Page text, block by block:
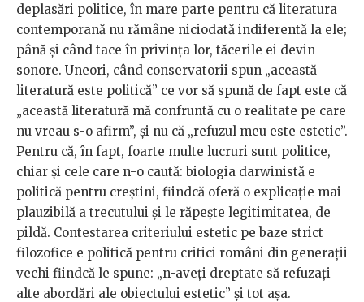
deplasări politice, în mare parte pentru că literatura
contemporană nu rămâne niciodată indiferentă la ele;
până și când tace în privința lor, tăcerile ei devin
sonore. Uneori, când conservatorii spun „această
literatură este politică” ce vor să spună de fapt este că
„această literatură mă confruntă cu o realitate pe care
nu vreau s-o afirm”, și nu că „refuzul meu este estetic”.
Pentru că, în fapt, foarte multe lucruri sunt politice,
chiar și cele care n-o caută: biologia darwinistă e
politică pentru creștini, fiindcă oferă o explicație mai
plauzibilă a trecutului și le răpește legitimitatea, de
pildă. Contestarea criteriului estetic pe baze strict
filozofice e politică pentru critici români din generații
vechi fiindcă le spune: „n-aveți dreptate să refuzați
alte abordări ale obiectului estetic” și tot așa.